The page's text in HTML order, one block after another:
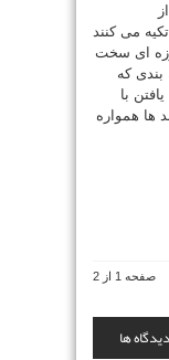
می کنند
ای سخت
که
با
ها همواره
صفحه 1 از 2
دیدگاه ها